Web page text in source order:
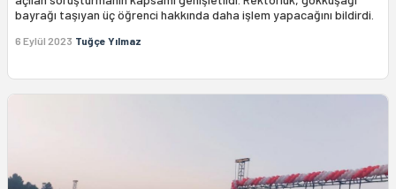
bayrağı taşıyan üç öğrenci hakkında daha işlem yapacağını bildirdi.
6 Eylül 2023 Tuğçe Yılmaz